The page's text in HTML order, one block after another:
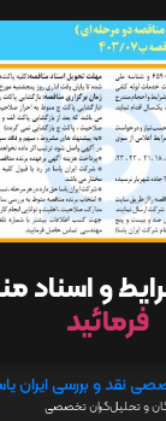
و اسناد
فرمائید
نقد و بررسی ایران
و تحلیل‌گران تخصصی